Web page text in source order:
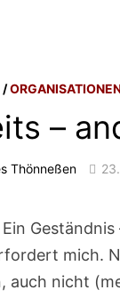
/
–
Thönneßen
Ein
mich.
auch nicht